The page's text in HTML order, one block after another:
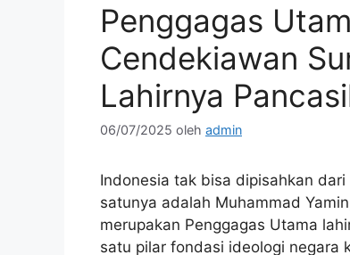
Penggagas
Cendekiawan
Lahirnya
06/07/2025 oleh admin
Indonesia tak bisa dipisahkan
satunya adalah Muhammad
merupakan Penggagas Utama
satu pilar fondasi ideologi negara